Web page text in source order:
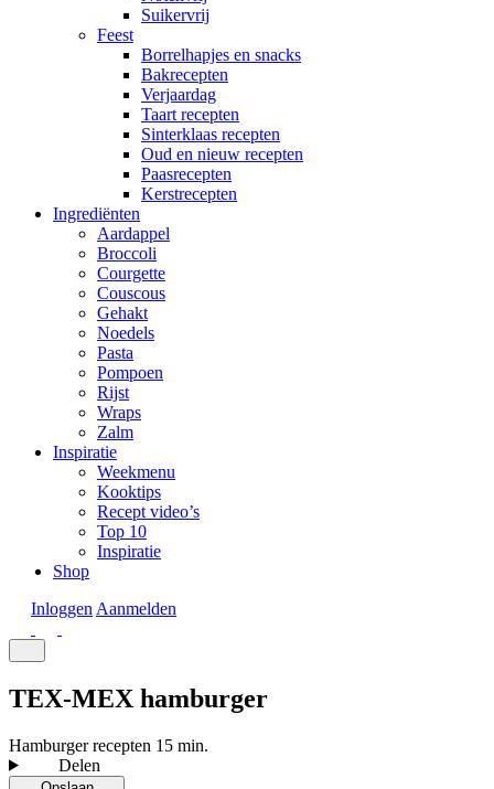
Suikervrij
Feest
Borrelhapjes en snacks
Bakrecepten
Verjaardag
Taart recepten
Sinterklaas recepten
Oud en nieuw recepten
Paasrecepten
Kerstrecepten
Ingrediënten
Aardappel
Broccoli
Courgette
Couscous
Gehakt
Noedels
Pasta
Pompoen
Rijst
Wraps
Zalm
Inspiratie
Weekmenu
Kooktips
Recept video’s
Top 10
Inspiratie
Shop
Inloggen Aanmelden
TEX-MEX hamburger
Hamburger recepten 15 min.
Delen